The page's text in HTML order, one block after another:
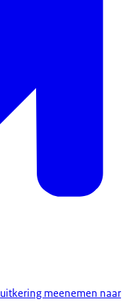
uitkering meenemen naar